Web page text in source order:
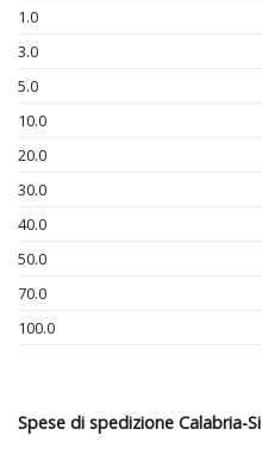
1.0
3.0
5.0
10.0
20.0
30.0
40.0
50.0
70.0
100.0
Spese di spedizione Calabria-